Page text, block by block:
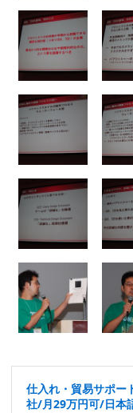
仕入れ・貿易サポー
社/月29万円可/日本